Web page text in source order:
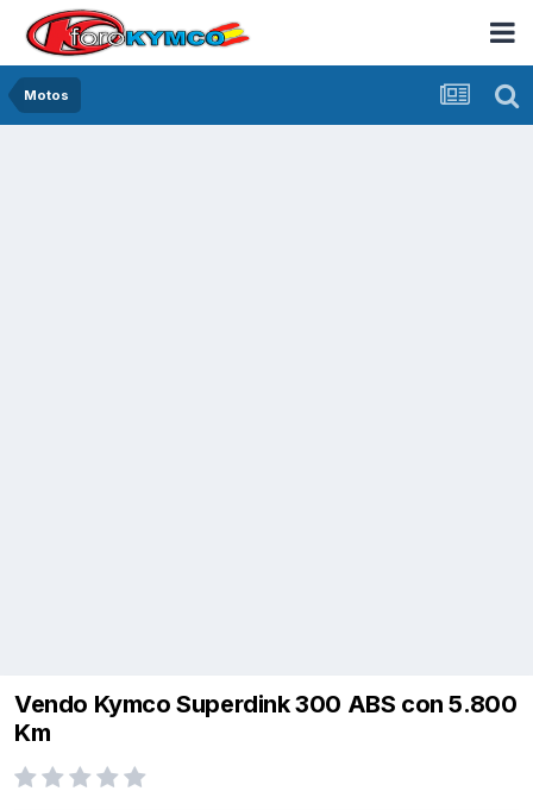
Motos
Vendo Kymco Superdink 300 ABS con 5.800
Km